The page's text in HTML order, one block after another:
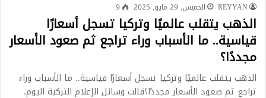
REYYAN الخميس, 29 مايو, 2025 9
الذهب يتقلب عالميًا وتركيا تسجل أسعارًا
قياسية.. ما الأسباب وراء تراجع ثم صعود الأسعار
مجددًا؟
الذهب يتقلب عالميًا وتركيا تسجل أسعارًا قياسية.. ما الأسباب وراء
تراجع ثم صعود الأسعار مجددًا؟قالت وسائل الإعلام التركية اليوم،